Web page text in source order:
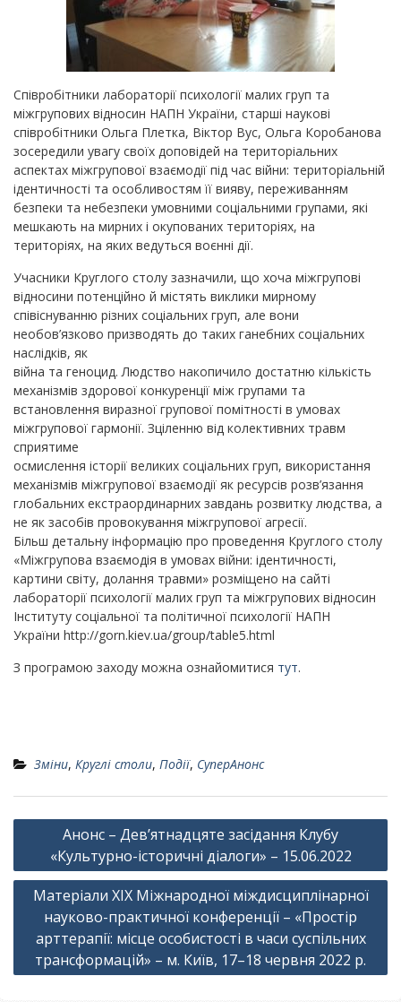
Співробітники лабораторії психології малих груп та
міжгрупових відносин НАПН України, старші наукові
співробітники Ольга Плетка, Віктор Вус, Ольга Коробанова
зосередили увагу своїх доповідей на територіальних
аспектах міжгрупової взаємодії під час війни: територіальній
ідентичності та особливостям її вияву, переживанням
безпеки та небезпеки умовними соціальними групами, які
мешкають на мирних і окупованих територіях, на
територіях, на яких ведуться воєнні дії.
Учасники Круглого столу зазначили, що хоча міжгрупові
відносини потенційно й містять виклики мирному
співіснуванню різних соціальних груп, але вони
необов’язково призводять до таких ганебних соціальних
наслідків, як
війна та геноцид. Людство накопичило достатню кількість
механізмів здорової конкуренції між групами та
встановлення виразної групової помітності в умовах
міжгрупової гармонії. Зціленню від колективних травм
сприятиме
осмислення історії великих соціальних груп, використання
механізмів міжгрупової взаємодії як ресурсів розв’язання
глобальних екстраординарних завдань розвитку людства, а
не як засобів провокування міжгрупової агресії.
Більш детальну інформацію про проведення Круглого столу
«Міжгрупова взаємодія в умовах війни: ідентичності,
картини світу, долання травми» розміщено на сайті
лабораторії психології малих груп та міжгрупових відносин
Інституту соціальної та політичної психології НАПН
України http://gorn.kiev.ua/group/table5.html
З програмою заходу можна ознайомитися тут.
Зміни, Круглі столи, Події, СуперАнонс
Навігація
записів
Анонс – Дев’ятнадцяте засідання Клубу
«Культурно-історичні діалоги» – 15.06.2022
Матеріали ХІХ Міжнародної міждисциплінарної
науково-­практичної конференції – «Простір
арттерапії: місце особистості в часи суспільних
трансформацій» – м. Київ, 17–18 червня 2022 р.